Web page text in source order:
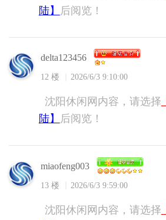
陆】
后阅览！
delta123456
12 楼 2026/6/3 9:10:00
沈阳休闲网内容，请选择
陆】
后阅览！
miaofeng003
13 楼 2026/6/3 9:59:00
沈阳休闲网内容，请选择